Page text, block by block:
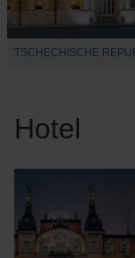
TSCHECHISCHE
Hotel